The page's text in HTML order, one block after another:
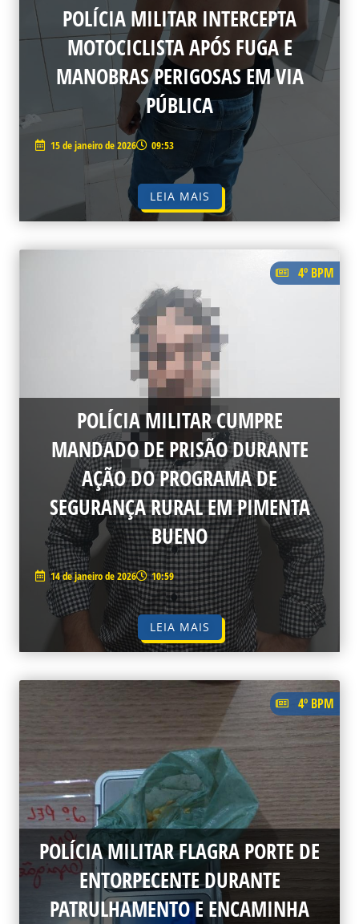
POLÍCIA MILITAR INTERCEPTA
MOTOCICLISTA APÓS FUGA E
MANOBRAS PERIGOSAS EM VIA
PÚBLICA
15 de janeiro de 2026 09:53
LEIA MAIS
4º BPM
POLÍCIA MILITAR CUMPRE
MANDADO DE PRISÃO DURANTE
AÇÃO DO PROGRAMA DE
SEGURANÇA RURAL EM PIMENTA
BUENO
14 de janeiro de 2026 10:59
LEIA MAIS
4º BPM
POLÍCIA MILITAR FLAGRA PORTE DE
ENTORPECENTE DURANTE
PATRULHAMENTO E ENCAMINHA